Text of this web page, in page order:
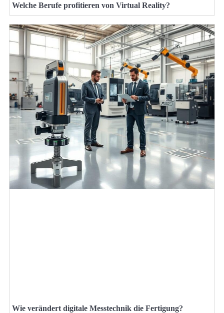
Welche Berufe profitieren von Virtual Reality?
Wie verändert digitale Messtechnik die Fertigung?